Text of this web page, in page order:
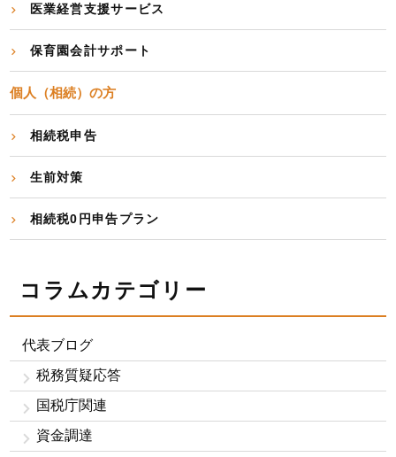
医業経営支援サービス
保育園会計サポート
個人（相続）の方
相続税申告
生前対策
相続税0円申告プラン
コラムカテゴリー
代表ブログ
税務質疑応答
国税庁関連
資金調達